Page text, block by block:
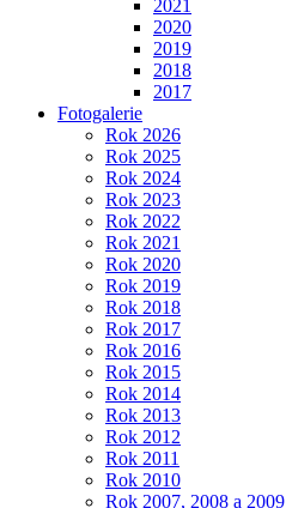
2021
2020
2019
2018
2017
Fotogalerie
Rok 2026
Rok 2025
Rok 2024
Rok 2023
Rok 2022
Rok 2021
Rok 2020
Rok 2019
Rok 2018
Rok 2017
Rok 2016
Rok 2015
Rok 2014
Rok 2013
Rok 2012
Rok 2011
Rok 2010
Rok 2007, 2008 a 2009